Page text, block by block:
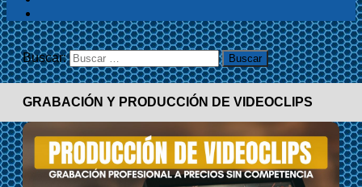
Buscar:
GRABACIÓN Y PRODUCCIÓN DE VIDEOCLIPS